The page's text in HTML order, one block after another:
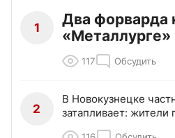
1
Два форварда
«Металлурге»
117 Обсудить
2
В Новокузнецке
затапливает: